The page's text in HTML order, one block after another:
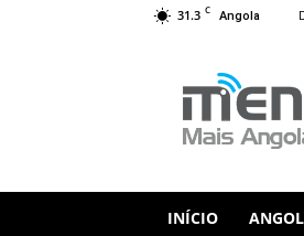
31.3 C Angola
INÍCIO